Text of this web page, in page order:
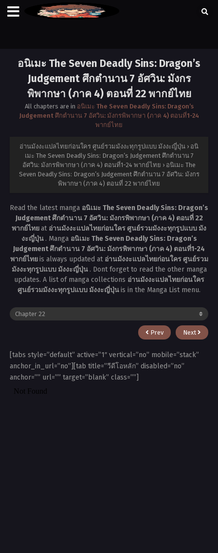
อนิเมะ The Seven Deadly Sins: Dragon’s
Judgement ศึกตำนาน 7 อัศวิน: มังกร
พิพากษา (ภาค 4) ตอนที่ 22 พากย์ไทย
All chapters are in อนิเมะ The Seven Deadly Sins: Dragon’s
Judgement ศึกตำนาน 7 อัศวิน: มังกรพิพากษา (ภาค 4) ตอนที่1-24
พากย์ไทย
อ่านมังงะแปลไทยก่อนใคร ศูนย์รวมมังงะทุกรูปแบบ มังงะญี่ปุ่น › อนิ
เมะ The Seven Deadly Sins: Dragon’s Judgement ศึกตำนาน 7
อัศวิน: มังกรพิพากษา (ภาค 4) ตอนที่1-24 พากย์ไทย › อนิเมะ The
Seven Deadly Sins: Dragon’s Judgement ศึกตำนาน 7 อัศวิน: มังกร
พิพากษา (ภาค 4) ตอนที่ 22 พากย์ไทย
Read the latest manga อนิเมะ The Seven Deadly Sins: Dragon’s
Judgement ศึกตำนาน 7 อัศวิน: มังกรพิพากษา (ภาค 4) ตอนที่ 22
พากย์ไทยat อ่านมังงะแปลไทยก่อนใคร ศูนย์รวมมังงะทุกรูปแบบ มัง
งะญี่ปุ่น . Manga อนิเมะ The Seven Deadly Sins: Dragon’s
Judgement ศึกตำนาน 7 อัศวิน: มังกรพิพากษา (ภาค 4) ตอนที่1-24
พากย์ไทยis always updated at อ่านมังงะแปลไทยก่อนใคร ศูนย์รวม
มังงะทุกรูปแบบ มังงะญี่ปุ่น . Dont forget to read the other manga
updates. A list of manga collections อ่านมังงะแปลไทยก่อนใคร
ศูนย์รวมมังงะทุกรูปแบบ มังงะญี่ปุ่นis in the Manga List menu.
Prev Next
[tabs style=”default” active=”1″ vertical=”no” mobile=”stack”
anchor_in_url=”no”][tab title=”วีดีโอหลัก” disabled=”no”
anchor=”” url=”” target=”blank” class=””]